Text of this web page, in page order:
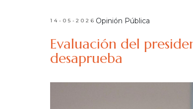
14-05-2026 Opinión Pública
Evaluación del
desaprueba